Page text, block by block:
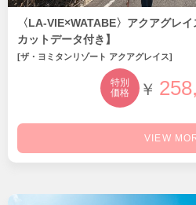
〈LA-VIE×WATABE〉アクアグレ
カットデータ付き】
[ザ・ヨミタンリゾート アクアグレイス]
特別
価格
￥
VIEW